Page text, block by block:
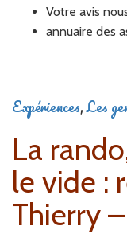
Votre avis
annuaire des
Expériences,Les
La
le vide :
Thierry